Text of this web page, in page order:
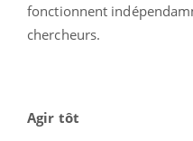
fonctionnent
chercheurs.
Agir tôt